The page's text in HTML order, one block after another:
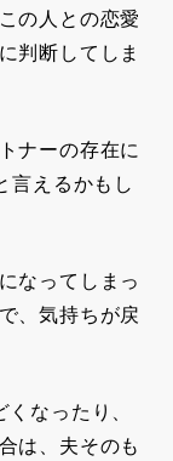
の人との恋愛
判断してしま
ナーの存在に
言えるかもし
なってしまっ
、気持ちが戻
なったり、
は、夫そのも